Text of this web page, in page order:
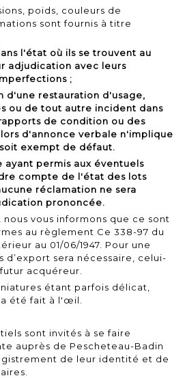
poids, couleurs de
sont fournis à titre
l'état où ils se trouvent au
adjudication avec leurs
;
d'une restauration d'usage,
ou de tout autre incident dans
de condition ou des
d'annonce verbale n'implique
exempt de défaut.
permis aux éventuels
compte de l'état des lots
réclamation ne sera
prononcée.
vous informons que ce sont
au règlement Ce 338-97 du
au 01/06/1947. Pour une
d’export sera nécessaire, celui-
acquéreur.
étant parfois délicat,
été fait à l'œil.
sont invités à se faire
auprès de Pescheteau-Badin
de leur identité et de